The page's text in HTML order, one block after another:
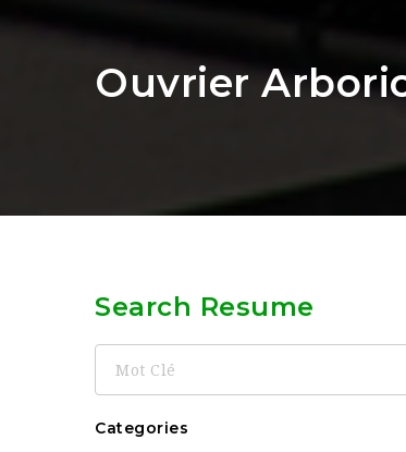
Ouvrier
Search Resume
Clé
Categories